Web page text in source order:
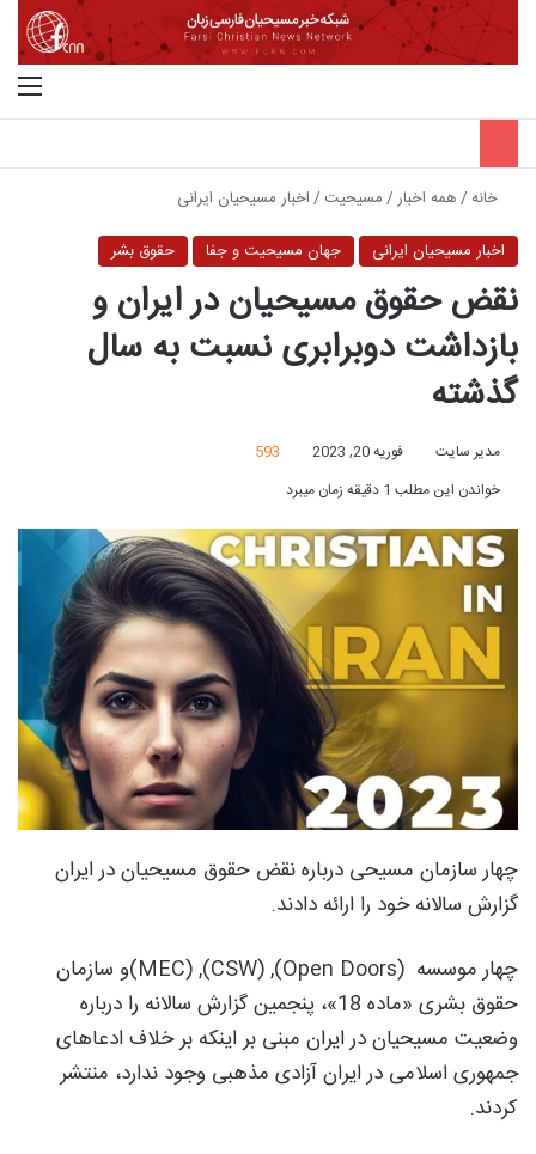
خانه/همه اخبار/مسیحیت /اخبار مسیحیان ایرانی
اخبار مسیحیان ایرانی
جهان مسیحیت و جفا حقوق بشر
نقض حقوق مسیحیان در ایران و
بازداشت دوبرابری نسبت به سال
گذشته
مدیر سایت فوریه 20, 2023
593
خواندن این مطلب 1 دقیقه زمان میبرد
چهار سازمان مسیحی درباره نقض حقوق مسیحیان در ایران
گزارش سالانه خود را ارائه دادند.
چهار موسسه (Open Doors), (CSW), (MEC)و سازمان
حقوق بشری «ماده 18»، پنجمین گزارش سالانه را درباره
وضعیت مسیحیان در ایران مبنی بر اینکه بر خلاف ادعاهای
جمهوری اسلامی در ایران آزادی مذهبی وجود ندارد، منتشر
کردند.